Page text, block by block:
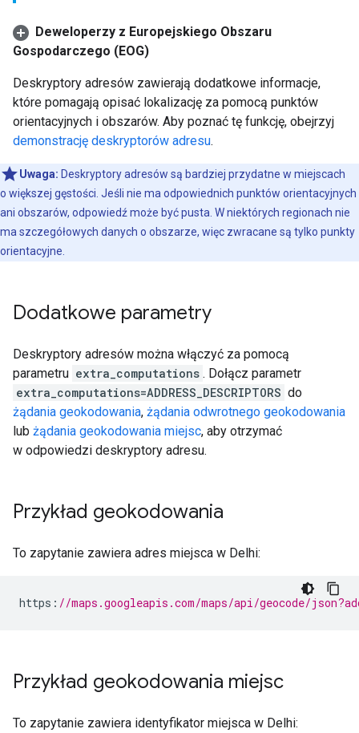
Deweloperzy z Europejskiego Obszaru
Gospodarczego (EOG)
Deskryptory adresów zawierają dodatkowe informacje,
które pomagają opisać lokalizację za pomocą punktów
orientacyjnych i obszarów. Aby poznać tę funkcję, obejrzyj
demonstrację deskryptorów adresu.
Uwaga: Deskryptory adresów są bardziej przydatne w miejscach
o większej gęstości. Jeśli nie ma odpowiednich punktów orientacyjnych
ani obszarów, odpowiedź może być pusta. W niektórych regionach nie
ma szczegółowych danych o obszarze, więc zwracane są tylko punkty
orientacyjne.
Dodatkowe parametry
Deskryptory adresów można włączyć za pomocą
parametru extra_computations . Dołącz parametr
extra_computations=ADDRESS_DESCRIPTORS do
żądania geokodowania, żądania odwrotnego geokodowania
lub żądania geokodowania miejsc, aby otrzymać
w odpowiedzi deskryptory adresu.
Przykład geokodowania
To zapytanie zawiera adres miejsca w Delhi:
https : //maps.googleapis.com/maps/api/geocode/
Przykład geokodowania miejsc
To zapytanie zawiera identyfikator miejsca w Delhi: